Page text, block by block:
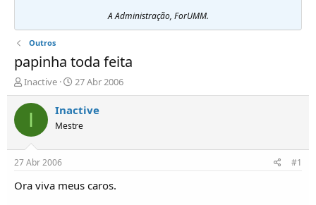
A Administração, ForUMM.
Outros
papinha toda feita
I
n
i
i
d
o
r
Inactive
D
a
t
d
í
27 Abr 2006
I Inactive
Mestre
27 Abr 2006 #1
Ora viva meus caros.